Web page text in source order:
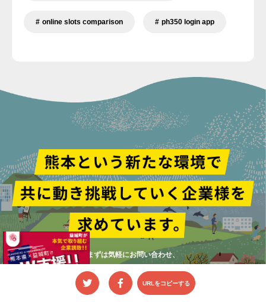
URLをコピーする
online slots comparison ph350 login app
まずは気軽にお問い合わせ、